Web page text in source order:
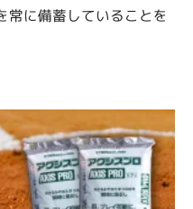
常に備蓄していることを